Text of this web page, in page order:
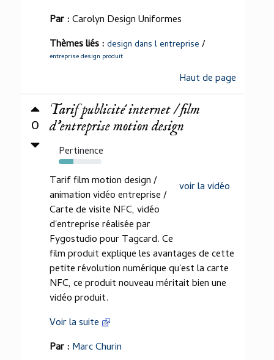
Par :Carolyn Design Uniformes
Thèmes liés : design dans l entreprise /
entreprise design produit
Haut de page
0
Tarif publicité internet / film
d'entreprise motion design
Pertinence
34%
voir la vidéo
Tarif film motion design /
animation vidéo entreprise /
Carte de visite NFC, vidéo
d'entreprise réalisée par
Fygostudio pour Tagcard. Ce
film produit explique les avantages de cette
petite révolution numérique qu'est la carte
NFC, ce produit nouveau méritait bien une
vidéo produit.
Voir la suite
Par : Marc Churin